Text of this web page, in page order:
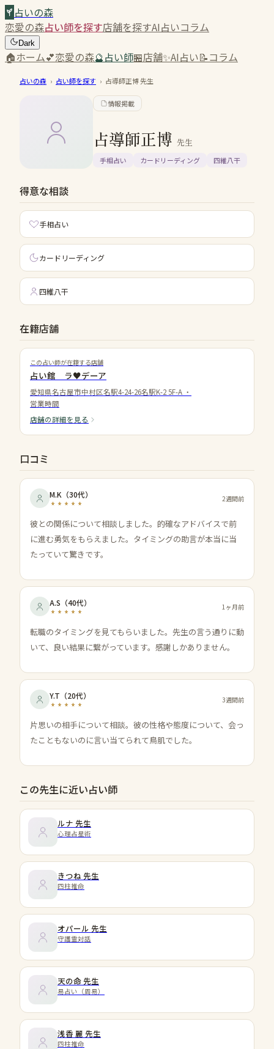
占いの森
恋愛の森占い師を探す店舗を探すAI占いコラム
Dark
🏠ホーム💕恋愛の森🔮占い師🏪店舗✨AI占い📝コラム
占いの森 › 占い師を探す › 占導師正博先生
情報掲載
占導師正博 先生
手相占い カードリーディング 四維八干
得意な相談
手相占い
カードリーディング
四維八干
在籍店舗
この占い師が在籍する店舗
占い館 ラ♥デーア
愛知県名古屋市中村区名駅4-24-26​名駅K-2 5F-A ・
営業時間
店舗の詳細を見る
口コミ
M.K （30代） 2週間前
彼との関係について相談しました。的確なアドバイスで前
に進む勇気をもらえました。タイミングの助言が本当に当
たっていて驚きです。
A.S （40代） 1ヶ月前
転職のタイミングを見てもらいました。先生の言う通りに動
いて、良い結果に繋がっています。感謝しかありません。
Y.T （20代） 3週間前
片思いの相手について相談。彼の性格や態度について、会っ
たこともないのに言い当てられて鳥肌でした。
この先生に近い占い師
ルナ 先生
心理占星術
きつね 先生
四柱推命
オパール 先生
守護霊対話
天の命 先生
易占い（周易）
浅香 麗 先生
四柱推命